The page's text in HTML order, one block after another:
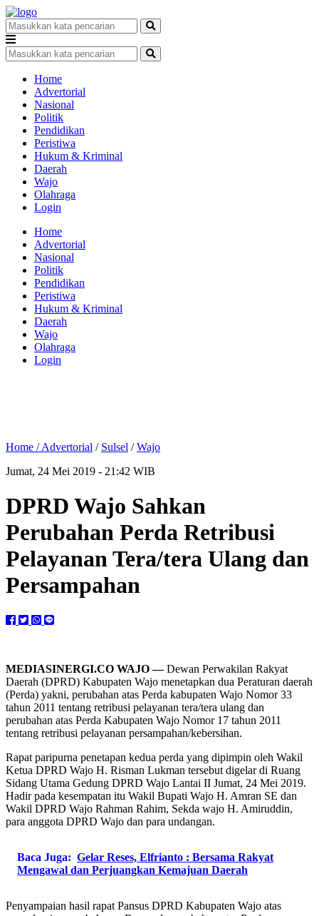
Home
Advertorial
Nasional
Politik
Pendidikan
Peristiwa
Hukum & Kriminal
Daerah
Wajo
Olahraga
Login
Home
Advertorial
Nasional
Politik
Pendidikan
Peristiwa
Hukum & Kriminal
Daerah
Wajo
Olahraga
Login
Home /Advertorial / Sulsel /Wajo
Jumat, 24 Mei 2019 - 21:42 WIB
DPRD Wajo Sahkan
Perubahan Perda Retribusi
Pelayanan Tera/tera Ulang dan
Persampahan
MEDIASINERGI.CO WAJO —Dewan Perwakilan Rakyat
Daerah (DPRD) Kabupaten Wajo menetapkan dua Peraturan daerah
(Perda) yakni, perubahan atas Perda kabupaten Wajo Nomor 33
tahun 2011 tentang retribusi pelayanan tera/tera ulang dan
perubahan atas Perda Kabupaten Wajo Nomor 17 tahun 2011
tentang retribusi pelayanan persampahan/kebersihan.
Rapat paripurna penetapan kedua perda yang dipimpin oleh Wakil
Ketua DPRD Wajo H. Risman Lukman tersebut digelar di Ruang
Sidang Utama Gedung DPRD Wajo Lantai II Jumat, 24 Mei 2019.
Hadir pada kesempatan itu Wakil Bupati Wajo H. Amran SE dan
Wakil DPRD Wajo Rahman Rahim, Sekda wajo H. Amiruddin,
para anggota DPRD Wajo dan para undangan.
Baca Juga: Gelar Reses, Elfrianto : Bersama Rakyat
Mengawal dan Perjuangkan Kemajuan Daerah
Penyampaian hasil rapat Pansus DPRD Kabupaten Wajo atas